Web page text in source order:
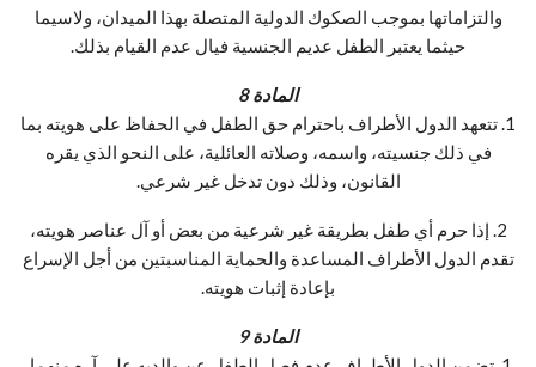
والتزاماتها بموجب الصكوك الدولية المتصلة بهذا الميدان، ولاسيما
حيثما يعتبر الطفل عديم الجنسية فيال عدم القيام بذلك.
المادة 8
1. تتعهد الدول الأطراف باحترام حق الطفل في الحفاظ على هويته بما
في ذلك جنسيته، واسمه، وصلاته العائلية، على النحو الذي يقره
القانون، وذلك دون تدخل غير شرعي.
2. إذا حرم أي طفل بطريقة غير شرعية من بعض أو آل عناصر هويته،
تقدم الدول الأطراف المساعدة والحماية المناسبتين من أجل الإسراع
بإعادة إثبات هويته.
المادة 9